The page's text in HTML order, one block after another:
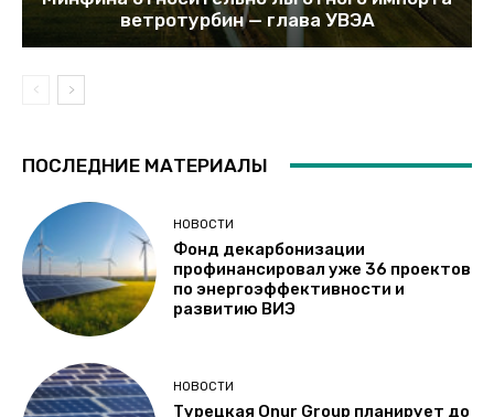
ветротурбин — глава УВЭА
ПОСЛЕДНИЕ МАТЕРИАЛЫ
НОВОСТИ
Фонд декарбонизации
профинансировал уже 36 проектов
по энергоэффективности и
развитию ВИЭ
НОВОСТИ
Турецкая Onur Group планирует до